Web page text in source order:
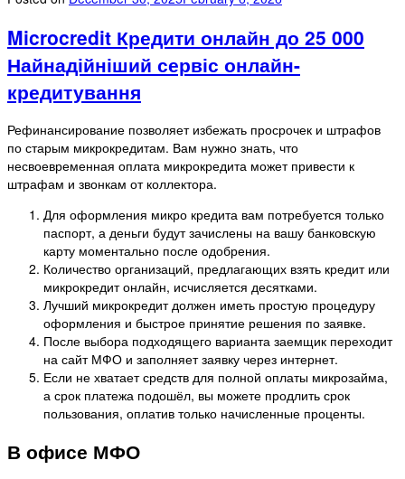
Microcredit Кредити онлайн до 25 000
Найнадійніший сервіс онлайн-
кредитування
Рефинансирование позволяет избежать просрочек и штрафов
по старым микрокредитам. Вам нужно знать, что
несвоевременная оплата микрокредита может привести к
штрафам и звонкам от коллектора.
Для оформления микро кредита вам потребуется только
паспорт, а деньги будут зачислены на вашу банковскую
карту моментально после одобрения.
Количество организаций, предлагающих взять кредит или
микрокредит онлайн, исчисляется десятками.
Лучший микрокредит должен иметь простую процедуру
оформления и быстрое принятие решения по заявке.
После выбора подходящего варианта заемщик переходит
на сайт МФО и заполняет заявку через интернет.
Если не хватает средств для полной оплаты микрозайма,
а срок платежа подошёл, вы можете продлить срок
пользования, оплатив только начисленные проценты.
В офисе МФО